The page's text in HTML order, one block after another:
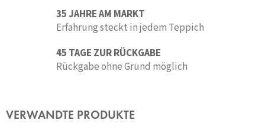
35 JAHRE AM MARKT
Erfahrung steckt in jedem Teppich
45 TAGE ZUR RÜCKGABE
Rückgabe ohne Grund möglich
VERWANDTE PRODUKTE